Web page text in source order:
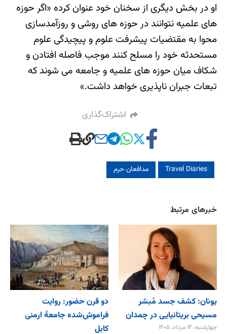
او در بخش دیگری از سخنان خود عنوان کرده «اگر حوزه
های علمیه نتوانند در حوزه های روشی و روزآمدسازی
محوا به مقتضیات پیشرفت علوم و پیچیدگی علوم
مستحدثه خود را مسلح کنند موجب فاصله افتادن و
شکاف میان حوزه های علمیه و جامعه می شوند که
تبعات جبران ناپذیری خواهد داشت.»
اشتراک‌گذاری
Travel Diaries مدافعان حرم
خبرهای مرتبط
یونان: کشف جسد مُبشر
مسیحی بریتانیایی در چمدان
چهارشنبه، ۱۴ مرداد، ۱۴۰۵
دو قرن حضور: روایت
فراموش‌شده جامعۀ ارمنی
کابل